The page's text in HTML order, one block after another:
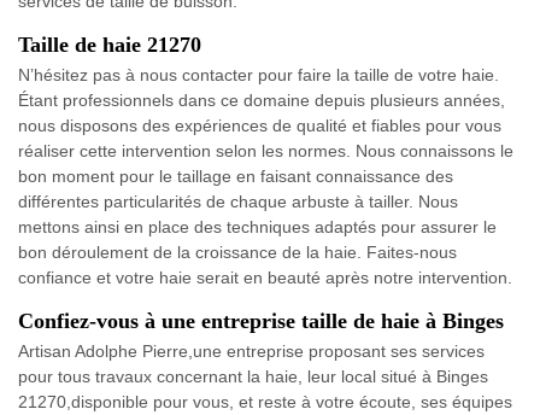
Taille de haie 21270
N’hésitez pas à nous contacter pour faire la taille de votre haie.
Étant professionnels dans ce domaine depuis plusieurs années,
nous disposons des expériences de qualité et fiables pour vous
réaliser cette intervention selon les normes. Nous connaissons le
bon moment pour le taillage en faisant connaissance des
différentes particularités de chaque arbuste à tailler. Nous
mettons ainsi en place des techniques adaptés pour assurer le
bon déroulement de la croissance de la haie. Faites-nous
confiance et votre haie serait en beauté après notre intervention.
Confiez-vous à une entreprise taille de haie à Binges
Artisan Adolphe Pierre,une entreprise proposant ses services
pour tous travaux concernant la haie, leur local situé à Binges
21270,disponible pour vous, et reste à votre écoute, ses équipes